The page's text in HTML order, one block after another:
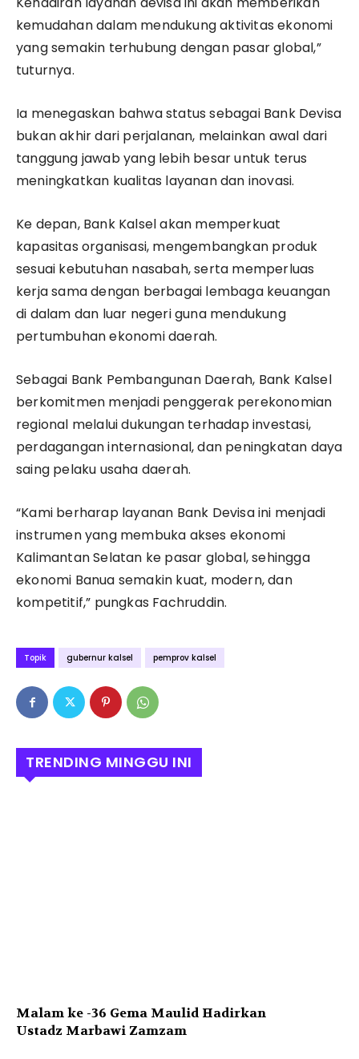
kemudahan dalam mendukung aktivitas ekonomi
yang semakin terhubung dengan pasar global,”
tuturnya.
Ia menegaskan bahwa status sebagai Bank Devisa
bukan akhir dari perjalanan, melainkan awal dari
tanggung jawab yang lebih besar untuk terus
meningkatkan kualitas layanan dan inovasi.
Ke depan, Bank Kalsel akan memperkuat
kapasitas organisasi, mengembangkan produk
sesuai kebutuhan nasabah, serta memperluas
kerja sama dengan berbagai lembaga keuangan
di dalam dan luar negeri guna mendukung
pertumbuhan ekonomi daerah.
Sebagai Bank Pembangunan Daerah, Bank Kalsel
berkomitmen menjadi penggerak perekonomian
regional melalui dukungan terhadap investasi,
perdagangan internasional, dan peningkatan daya
saing pelaku usaha daerah.
“Kami berharap layanan Bank Devisa ini menjadi
instrumen yang membuka akses ekonomi
Kalimantan Selatan ke pasar global, sehingga
ekonomi Banua semakin kuat, modern, dan
kompetitif,” pungkas Fachruddin.
Topik gubernur kalsel pemprov kalsel
TRENDING MINGGU INI
Malam ke -36 Gema Maulid Hadirkan
Ustadz Marbawi Zamzam